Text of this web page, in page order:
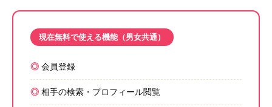
現在無料で使える機能（男女共通）
会員登録
相手の検索・プロフィール閲覧